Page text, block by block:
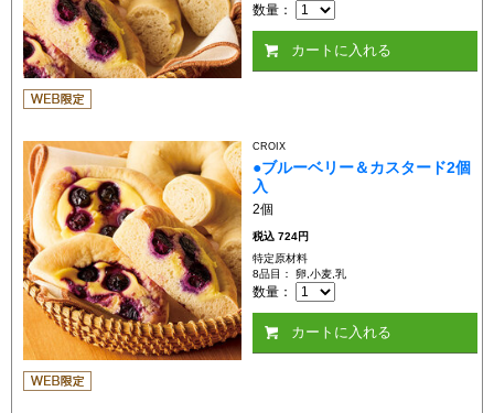
数量：
カートに入れる
CROIX
●ブルーベリー＆カスタード2個
入
2個
税込724円
特定原材料
8品目： 卵,小麦,乳
数量：
カートに入れる